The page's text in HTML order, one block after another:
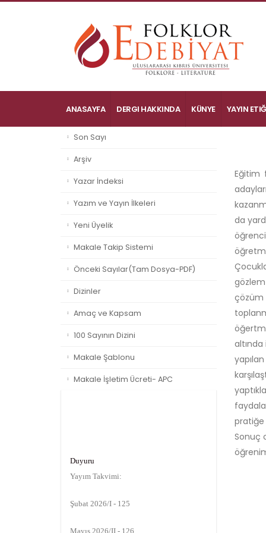
ANASAYFA DERGI HAKKINDA KÜNYE YAYIN
Son Sayı
Arşiv
Yazar İndeksi
Yazım ve Yayın İlkeleri
Yeni Üyelik
Makale Takip Sistemi
Önceki Sayılar(Tam Dosya-PDF)
Dizinler
Amaç ve Kapsam
100 Sayının Dizini
Makale Şablonu
Makale İşletim Ücreti- APC
Yayım Takvimi:
Eğitim
da
gözlem
çözüm
pratiğe
Sonuç